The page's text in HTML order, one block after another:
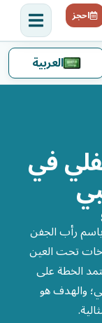
احجز
العربية
في
رأب الجفن
تحت العين
الخطة على
والهدف هو